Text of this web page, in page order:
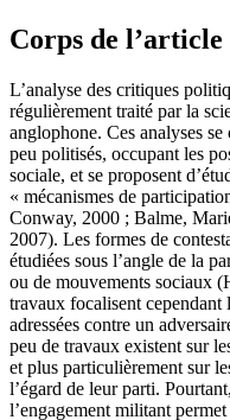
Corps de l’article
L’analyse des critiques
régulièrement traité par la
anglophone. Ces analyses
peu politisés, occupant les
sociale, et se proposent
« mécanismes de
Conway, 2000 ; Balme,
2007). Les formes de
étudiées sous l’angle de la
ou de mouvements sociaux
travaux focalisent cependant
adressées contre un
peu de travaux existent sur
et plus particulièrement sur
l’égard de leur parti.
l’engagement militant